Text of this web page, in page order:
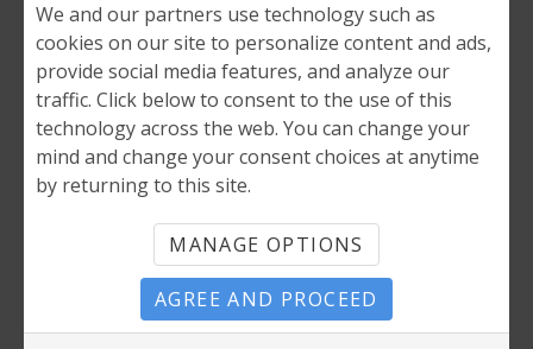
Wie krass die Kids heute mit neuen Geräten oder Plattformen
umgehen ist echt verrückt. 4-6 Jährige nehmen jedes Display wie
We and our partners use technology such as
cookies on our site to personalize content and ads,
provide social media features, and analyze our
traffic. Click below to consent to the use of this
technology across the web. You can change your
mind and change your consent choices at anytime
by returning to this site.
MANAGE OPTIONS
AGREE AND PROCEED